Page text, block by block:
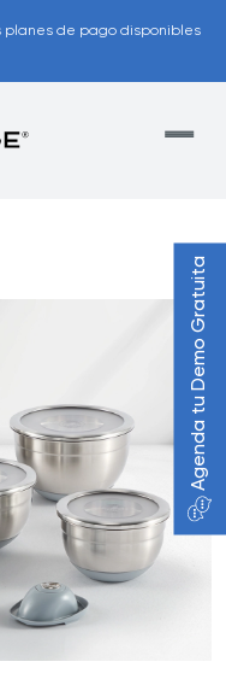
planes de pago disponibles
Agenda tu Demo Gratuita